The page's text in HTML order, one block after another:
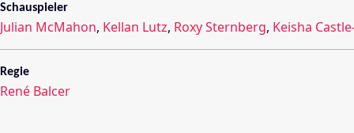
Schauspieler
Julian McMahon, Kellan Lutz, Roxy Sternberg, Keisha
Regie
René Balcer